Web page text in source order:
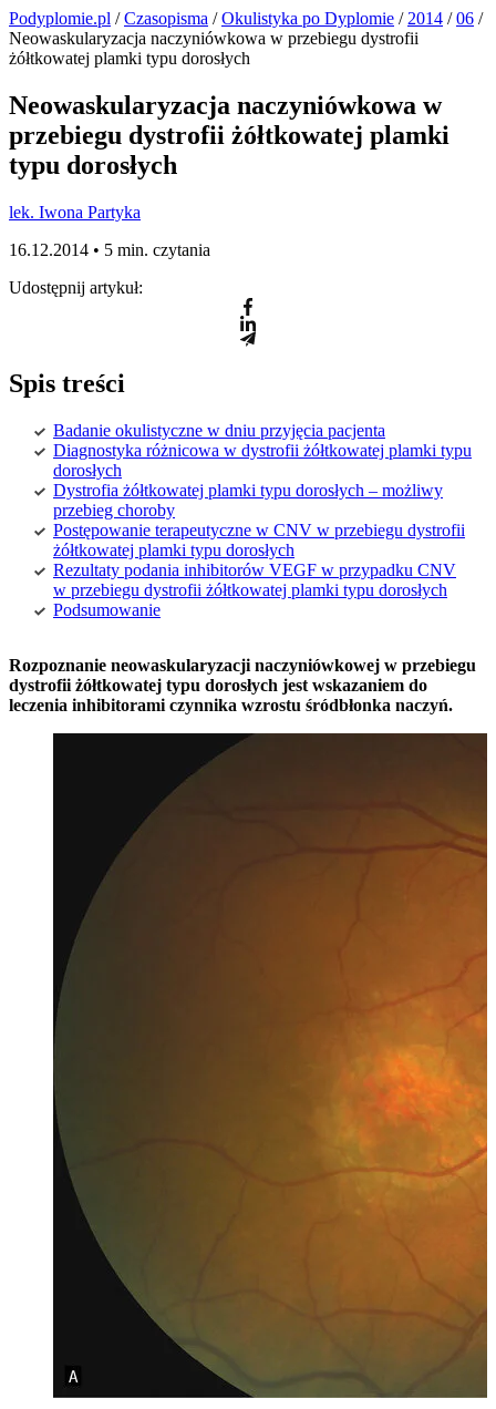
Podyplomie.pl /Czasopisma /Okulistyka po Dyplomie / 2014 /06 /
Neowaskularyzacja naczyniówkowa w przebiegu dystrofii
żółtkowatej plamki typu dorosłych
Neowaskularyzacja naczyniówkowa w
przebiegu dystrofii żółtkowatej plamki
typu dorosłych
lek. Iwona Partyka
16.12.2014 • 5 min. czytania
Udostępnij artykuł:
Spis treści
Badanie okulistyczne w dniu przyjęcia pacjenta
Diagnostyka różnicowa w dystrofii żółtkowatej plamki typu
dorosłych
Dystrofia żółtkowatej plamki typu dorosłych – możliwy
przebieg choroby
Postępowanie terapeutyczne w CNV w przebiegu dystrofii
żółtkowatej plamki typu dorosłych
Rezultaty podania inhibitorów VEGF w przypadku CNV
w przebiegu dystrofii żółtkowatej plamki typu dorosłych
Podsumowanie
Rozpoznanie neowaskularyzacji naczyniówkowej w przebiegu
dystrofii żółtkowatej typu dorosłych jest wskazaniem do
leczenia inhibitorami czynnika wzrostu śródbłonka naczyń.